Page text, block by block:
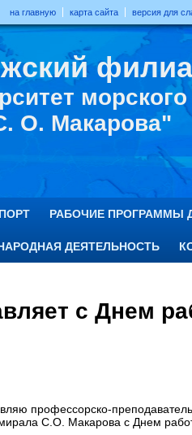
на главную карта сайта версия для
морского
О. Макарова"
РАБОЧИЕ ПРОГРАММЫ
ДЕЯТЕЛЬНОСТЬ
с Днем
профессорско-
С.О. Макарова с Днем